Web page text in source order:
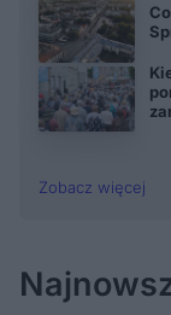
Zobacz więcej